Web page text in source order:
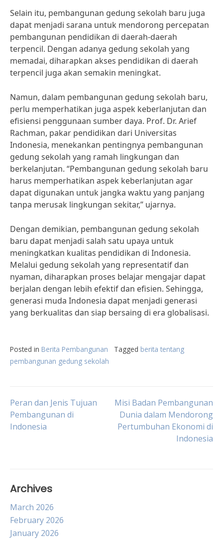
Selain itu, pembangunan gedung sekolah baru juga
dapat menjadi sarana untuk mendorong percepatan
pembangunan pendidikan di daerah-daerah
terpencil. Dengan adanya gedung sekolah yang
memadai, diharapkan akses pendidikan di daerah
terpencil juga akan semakin meningkat.
Namun, dalam pembangunan gedung sekolah baru,
perlu memperhatikan juga aspek keberlanjutan dan
efisiensi penggunaan sumber daya. Prof. Dr. Arief
Rachman, pakar pendidikan dari Universitas
Indonesia, menekankan pentingnya pembangunan
gedung sekolah yang ramah lingkungan dan
berkelanjutan. “Pembangunan gedung sekolah baru
harus memperhatikan aspek keberlanjutan agar
dapat digunakan untuk jangka waktu yang panjang
tanpa merusak lingkungan sekitar,” ujarnya.
Dengan demikian, pembangunan gedung sekolah
baru dapat menjadi salah satu upaya untuk
meningkatkan kualitas pendidikan di Indonesia.
Melalui gedung sekolah yang representatif dan
nyaman, diharapkan proses belajar mengajar dapat
berjalan dengan lebih efektif dan efisien. Sehingga,
generasi muda Indonesia dapat menjadi generasi
yang berkualitas dan siap bersaing di era globalisasi.
Posted in Berita Pembangunan Tagged berita tentang
pembangunan gedung sekolah
Post
navigation
Peran dan Jenis Tujuan
Pembangunan di
Indonesia
Misi Badan Pembangunan
Dunia dalam Mendorong
Pertumbuhan Ekonomi di
Indonesia
Archives
March 2026
February 2026
January 2026